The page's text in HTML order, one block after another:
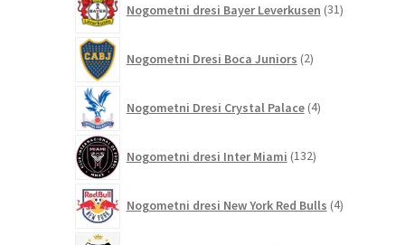
Nogometni dresi Bayer Leverkusen 31izdelkov
Nogometni Dresi Boca Juniors 2izdelka
Nogometni Dresi Crystal Palace 4izdelki
Nogometni dresi Inter Miami 132izdelkov
Nogometni dresi New York Red Bulls 4izdelki